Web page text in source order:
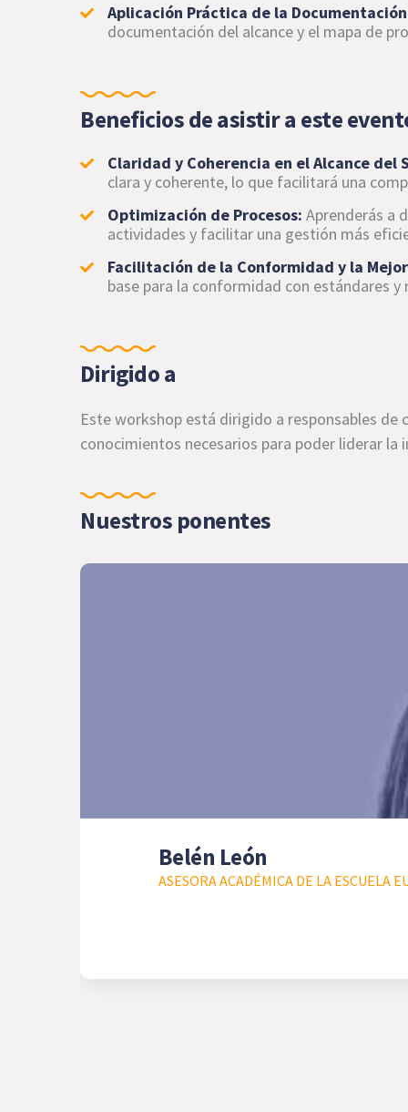
Aplicación Práctica de la
documentación del alcance y el mapa de
Beneficios de asistir a este
Claridad y Coherencia en el Alcance del
clara y coherente, lo que facilitará una
Optimización de Procesos: Aprenderás a
actividades y facilitar una gestión más
Facilitación de la Conformidad y la
base para la conformidad con estándares
Dirigido a
Este workshop está dirigido a responsables
conocimientos necesarios para poder liderar la
Nuestros ponentes
Belén León
ASESORA ACADÉMICA DE LA ESCUELA